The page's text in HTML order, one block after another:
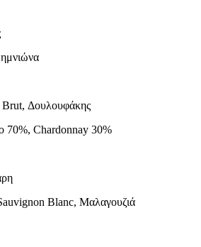
Δουλουφάκης
70%, Chardonnay 30%
Blanc, Μαλαγουζιά